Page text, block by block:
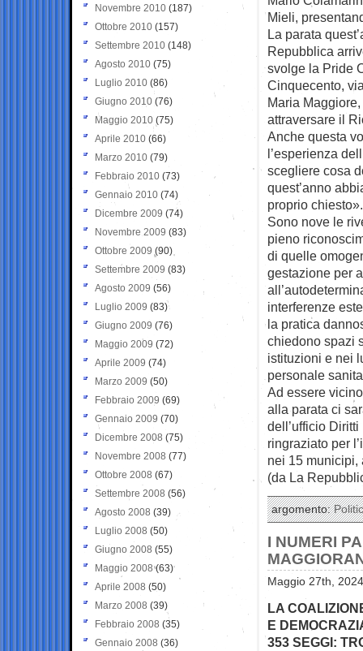
Mieli,
La parata
Repubblica
svolge la Pride
Cinquecento,
Maria
attraversare il
Anche questa
l’esperienza
scegliere cosa
quest’anno
proprio chiesto».
Sono nove le
pieno
di quelle
gestazione per
interferenze
la pratica
chiedono spazi
istituzioni e nei
personale
Ad essere
alla parata ci
dell’ufficio
ringraziato per
nei 15
(da La
argomento:
I NUMERI
Maggio 27th,
LA
E
353 SEGGI:
Novembre 2010 (187)
Ottobre 2010 (157)
Settembre 2010 (148)
Agosto 2010 (75)
Luglio 2010 (86)
Giugno 2010 (76)
Maggio 2010 (75)
Aprile 2010 (66)
Marzo 2010 (79)
Febbraio 2010 (73)
Gennaio 2010 (74)
Dicembre 2009 (74)
Novembre 2009 (83)
Ottobre 2009 (90)
Settembre 2009 (83)
Agosto 2009 (56)
Luglio 2009 (83)
Giugno 2009 (76)
Maggio 2009 (72)
Aprile 2009 (74)
Marzo 2009 (50)
Febbraio 2009 (69)
Gennaio 2009 (70)
Dicembre 2008 (75)
Novembre 2008 (77)
Ottobre 2008 (67)
Settembre 2008 (56)
Agosto 2008 (39)
Luglio 2008 (50)
Giugno 2008 (55)
Maggio 2008(63)
Aprile 2008 (50)
Marzo 2008 (39)
Febbraio 2008 (35)
Gennaio 2008 (36)